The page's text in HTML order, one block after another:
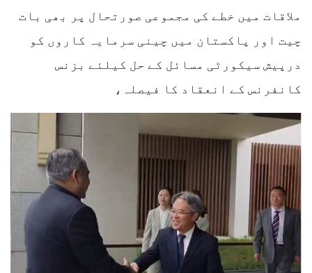
‎‎‎ملاقات میں خطے کی مجموعی صورتحال پر بھی بات
چیت اور پاکستان میں چینی سرمایہ کاروں کو
درپیش سیکورٹی مسائل کے حل کیلئے بزنس
کانفرنس کے انعقاد کا فیصلہ،